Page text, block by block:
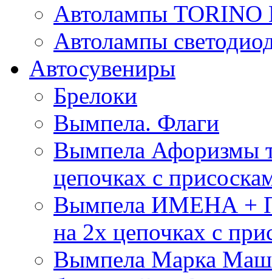
Автолампы
Автолампы
Автосувениры
Брелоки
Вымпела. Флаги
Вымпела Афоризмы
цепочках с
Вымпела ИМЕНА +
на 2х цепочках с
Вымпела Марка